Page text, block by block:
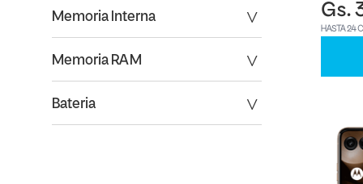
Memoria RAM
Memoria Interna
Bateria
Gs.
HASTA 24